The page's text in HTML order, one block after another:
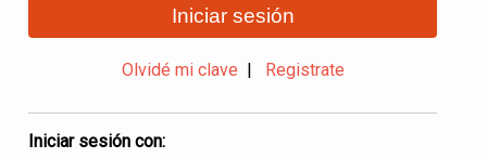
Iniciar sesión
Olvidé mi clave Registrate
Iniciar sesión con: